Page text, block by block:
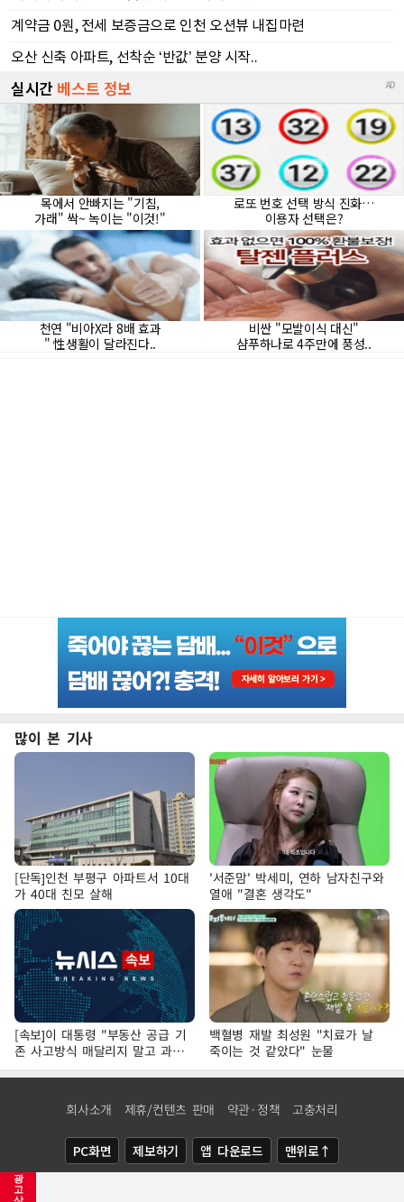
광
고
많이 본 기사
[단독]인천 부평구 아파트서 10대
가 40대 친모 살해
'서준맘' 박세미, 연하 남자친구와
열애 "결혼 생각도"
[속보]이 대통령 "부동산 공급 기
존 사고방식 매달리지 말고 과감
히 실천"
백혈병 재발 최성원 "치료가 날
죽이는 것 같았다" 눈물
회사소개 제휴/컨텐츠 판매 약관·정책 고충처리
PC화면 제보하기 앱 다운로드 맨위로↑